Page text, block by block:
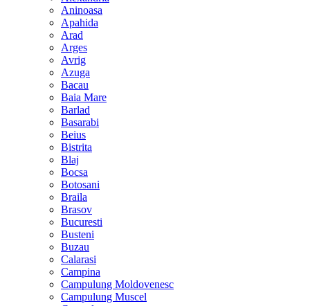
Aninoasa
Apahida
Arad
Arges
Avrig
Azuga
Bacau
Baia Mare
Barlad
Basarabi
Beius
Bistrita
Blaj
Bocsa
Botosani
Braila
Brasov
Bucuresti
Busteni
Buzau
Calarasi
Campina
Campulung Moldovenesc
Campulung Muscel